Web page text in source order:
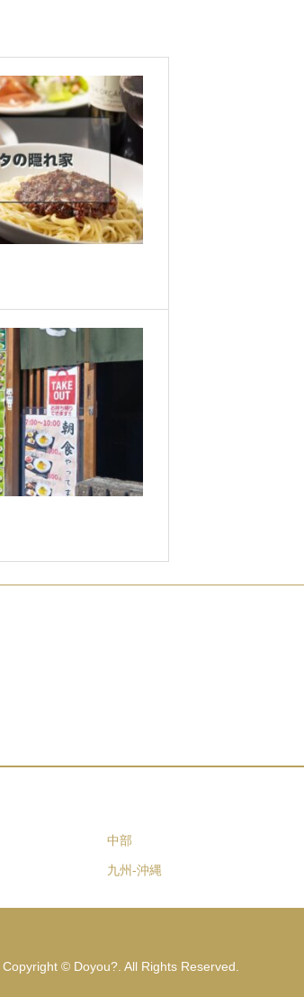
中部
九州-沖縄
Copyright © Doyou? . All Rights Reserved.